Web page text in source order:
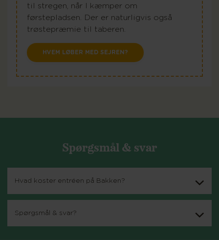
til stregen, når I kæmper om
førstepladsen. Der er naturligvis også
trøstepræmie til taberen.
HVEM LØBER MED SEJREN?
Spørgsmål & svar
Hvad koster entréen på Bakken?
Spørgsmål & svar?